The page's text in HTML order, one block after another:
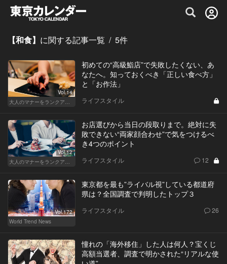
グルメ情報・プレミアムレストラン予約
【和食】 に関する記事一覧 / 5件
Vol.14
大人のマナーをランクアップせよ
初めての“高級鮨店”で失敗したくない、あ
なたへ。知っておくべき「正しい食べ方」
と「お作法」
ライフスタイル
Vol.12
大人のマナーをランクアップせよ
お店選びから当日の段取りまで。絶対に失
敗できない“両家顔合わせ”で気をつけるべ
き4つのポイント
ライフスタイル 12
Vol.172
World Trend News
東京都を最も”ライバル視”している都道府
県は？全国調査で判明したトップ３
ライフスタイル 26
憧れの「海外移住」した人は何人？宝くじ
高額当選者、調査で明かされた“リアルな使